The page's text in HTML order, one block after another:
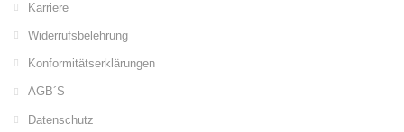
Karriere
Widerrufsbelehrung
Konformitätserklärungen
AGB´S
Datenschutz